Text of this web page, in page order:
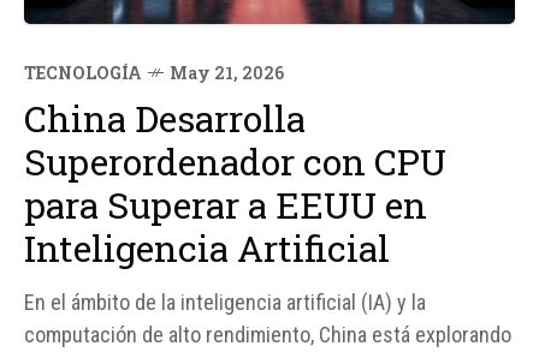
TECNOLOGÍA May 21, 2026
China Desarrolla
Superordenador con CPU
para Superar a EEUU en
Inteligencia Artificial
En el ámbito de la inteligencia artificial (IA) y la
computación de alto rendimiento, China está explorando